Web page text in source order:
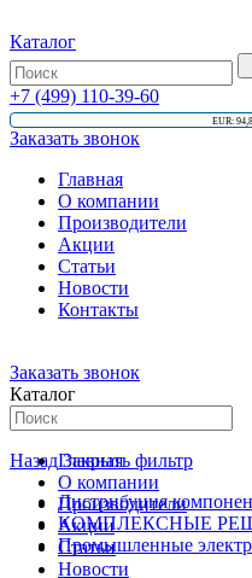
Каталог
+7 (499) 110-39-60
EUR:
Заказать звонок
Главная
О компании
Производители
Акции
Статьи
Новости
Контакты
Заказать звонок
Каталог
Главная
О компании
Производители
Акции
Статьи
Новости
Назад Закрыть фильтр
Дистрибуция
КОМПЛЕКСНЫЕ
Промышленные